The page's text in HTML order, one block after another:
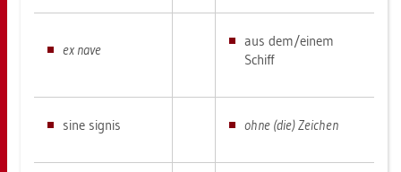
ex nave
aus dem/einem
Schiff
sine signis ohne (die) Zei­chen